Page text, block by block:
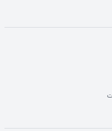
opens in new window